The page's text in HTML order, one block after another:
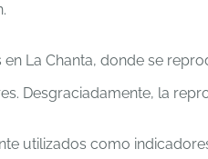
La Chanta, donde se
Desgraciadamente, la
utilizados como